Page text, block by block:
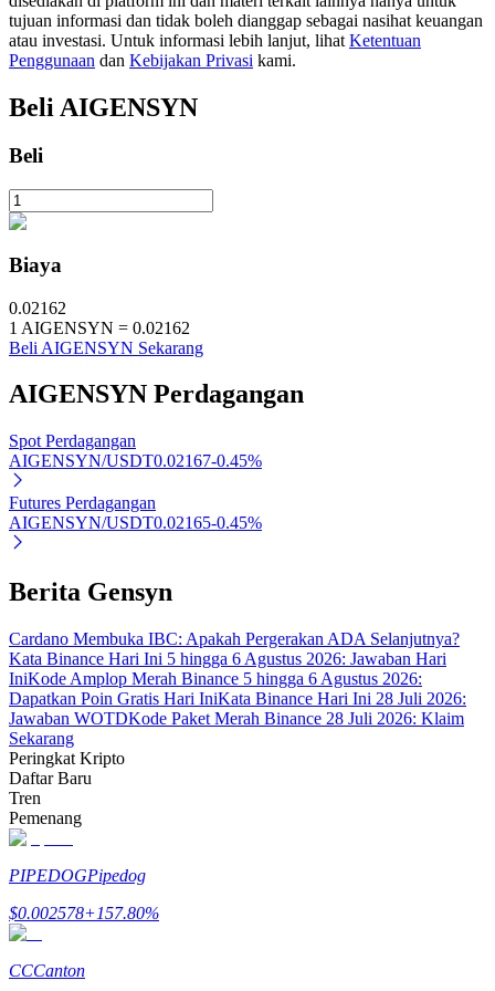
Investasi Otomatis
Pelajari tentang mendapatkan penghasilan pasif
Bitrue
AI
Hingga 65% Komisi!
tujuan informasi dan tidak boleh dianggap sebagai nasihat keuangan
atau investasi. Untuk informasi lebih lanjut, lihat Ketentuan
Penggunaan dan Kebijakan Privasi kami.
Beli AIGENSYN
Beli
Biaya
0.02162
1 AIGENSYN = 0.02162
Beli AIGENSYN Sekarang
AIGENSYN Perdagangan
Spot Perdagangan
AIGENSYN/USDT0.02167-0.45%
Futures Perdagangan
AIGENSYN/USDT0.02165-0.45%
Berita Gensyn
Cardano Membuka IBC: Apakah Pergerakan ADA Selanjutnya?
Kata Binance Hari Ini 5 hingga 6 Agustus 2026: Jawaban Hari
IniKode Amplop Merah Binance 5 hingga 6 Agustus 2026:
Dapatkan Poin Gratis Hari IniKata Binance Hari Ini 28 Juli 2026:
Jawaban WOTDKode Paket Merah Binance 28 Juli 2026: Klaim
Sekarang
Peringkat Kripto
Daftar Baru
Tren
Pemenang
PIPEDOGPipedog
$0.002578+157.80%
CCCanton